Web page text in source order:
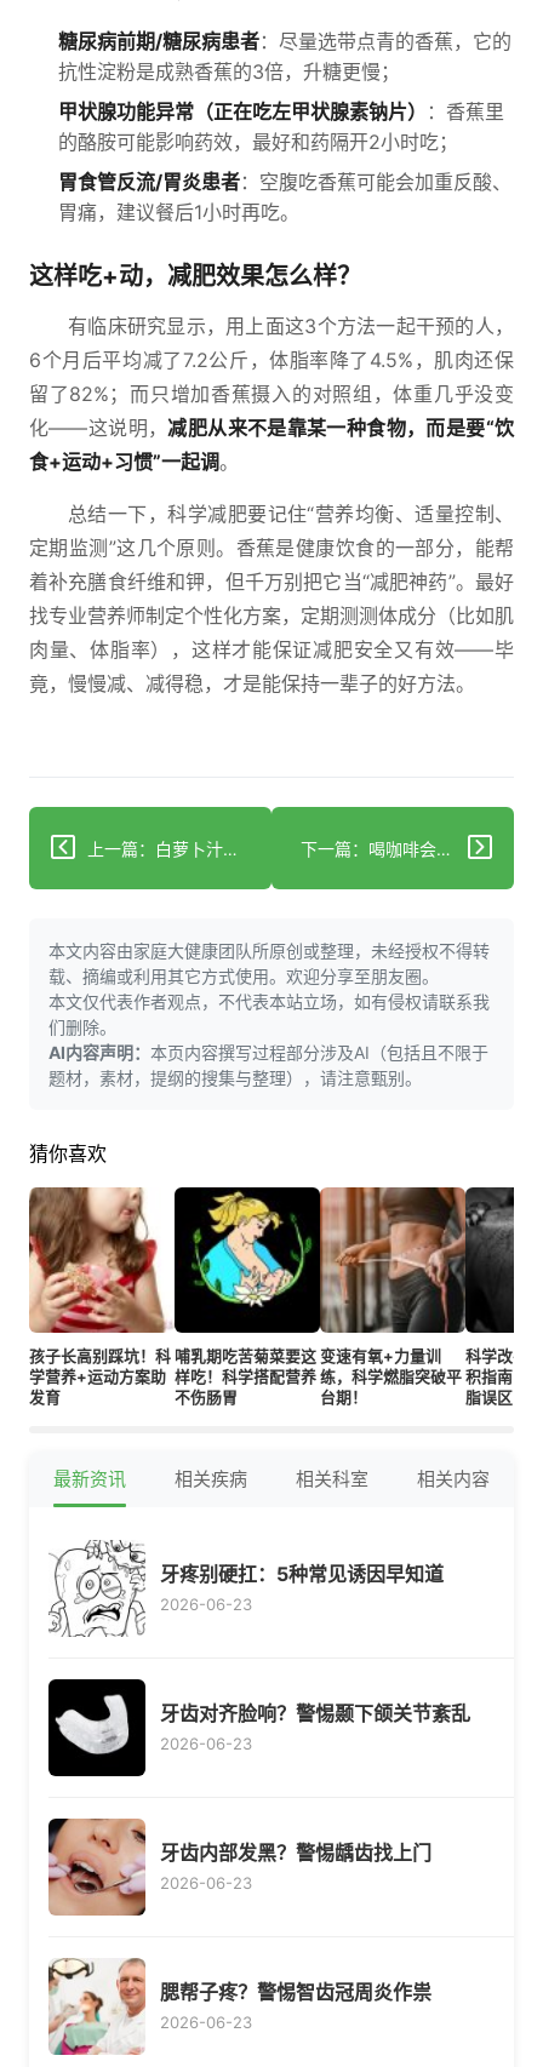
糖尿病前期/糖尿病患者：尽量选带点青的香蕉，它的
抗性淀粉是成熟香蕉的3倍，升糖更慢；
甲状腺功能异常（正在吃左甲状腺素钠片）
：香蕉里
的酪胺可能影响药效，最好和药隔开2小时吃；
胃食管反流/胃炎患者：空腹吃香蕉可能会加重反酸、
胃痛，建议餐后1小时再吃。
这样吃+动，减肥效果怎么样？
有临床研究显示，用上面这3个方法一起干预的人，
6个月后平均减了7.2公斤，体脂率降了4.5%，肌肉还保
留了82%；而只增加香蕉摄入的对照组，体重几乎没变
化——这说明，减肥从来不是靠某一种食物，而是要“饮
食+运动+习惯”一起调。
总结一下，科学减肥要记住“营养均衡、适量控制、
定期监测”这几个原则。香蕉是健康饮食的一部分，能帮
着补充膳食纤维和钾，但千万别把它当“减肥神药”。最好
找专业营养师制定个性化方案，定期测测体成分（比如肌
肉量、体脂率），这样才能保证减肥安全又有效——毕
竟，慢慢减、减得稳，才是能保持一辈子的好方法。
上一篇：白萝卜汁能帮你减肥吗？科学分析来了 下一篇：喝咖啡会胖？关键看3点，避开添加剂长胖坑
本文内容由家庭大健康团队所原创或整理，未经授权不得转
载、摘编或利用其它方式使用。欢迎分享至朋友圈。
本文仅代表作者观点，不代表本站立场，如有侵权请联系我
们删除。
AI内容声明： 本页内容撰写过程部分涉及AI（包括且不限于
题材，素材，提纲的搜集与整理），请注意甄别。
猜你喜欢
孩子长高别踩坑！科
学营养+运动方案助
发育
哺乳期吃苦菊菜要这
样吃！科学搭配营养
不伤肠胃
变速有氧+力量训
练，科学燃脂突破平
台期！
科学改善
积指南：
脂误区
最新资讯 相关疾病 相关科室 相关内容
牙疼别硬扛：5种常见诱因早知道
2026-06-23
牙齿对齐脸响？警惕颞下颌关节紊乱
2026-06-23
牙齿内部发黑？警惕龋齿找上门
2026-06-23
腮帮子疼？警惕智齿冠周炎作祟
2026-06-23